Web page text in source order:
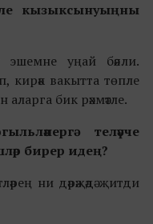
кызыксынуыңны
уңай бәяли.
кирәк вакытта төпле
бик рәхмәтле.
теләүче
бирер идең?
ни дәрәҗәдә җитди